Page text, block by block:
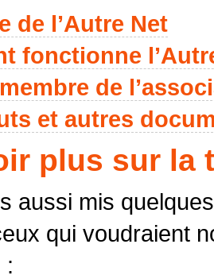
de l’Autre Net
fonctionne
de
et autres
plus sur la
aussi mis
qui voudraient
: